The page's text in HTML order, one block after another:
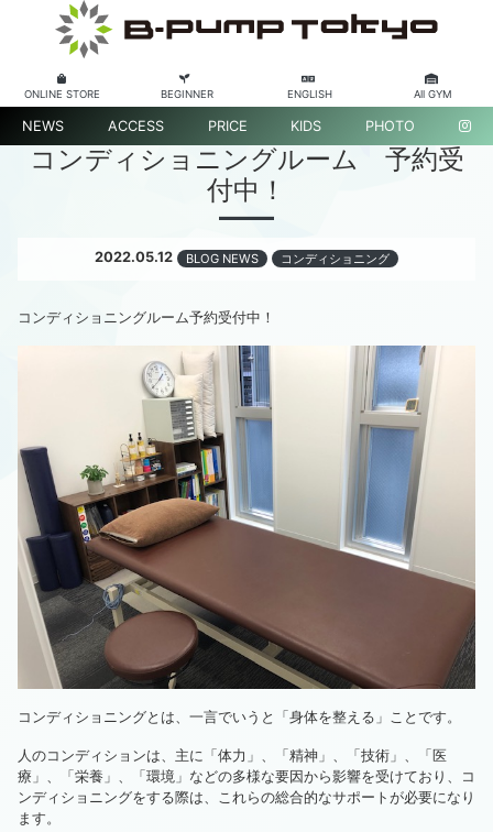
ONLINE STORE BEGINNER ENGLISH All GYM
NEWS ACCESS PRICE KIDS PHOTO
コンディショニングルーム 予約受
付中！
2022.05.12 BLOG NEWS コンディショニング
コンディショニングルーム予約受付中！
コンディショニングとは、一言でいうと「身体を整える」ことです。
人のコンディションは、主に「体力」、「精神」、「技術」、「医
療」、「栄養」、「環境」などの多様な要因から影響を受けており、コ
ンディショニングをする際は、これらの総合的なサポートが必要になり
ます。